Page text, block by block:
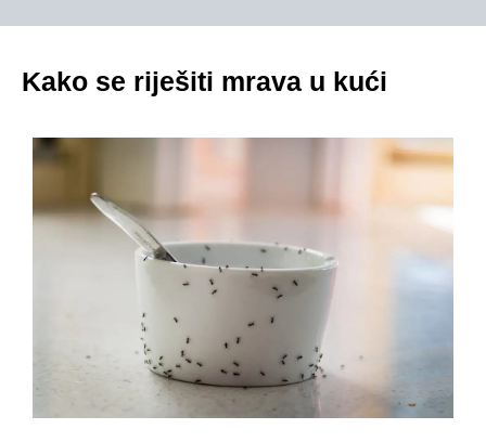
Kako se riješiti mrava u kući